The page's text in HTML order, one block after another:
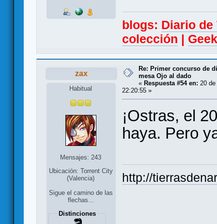
blogs: Diario
colección
zax
Habitual
Mensajes: 243
Ubicación: Torrent City
(Valencia)
Sigue el camino de las
flechas...
Distinciones
Re: Primer concurso de
mesa Ojo al dado
« Respuesta #54 en: 20
22:20:55 »
¡Ostras, el
haya. Pero
http://